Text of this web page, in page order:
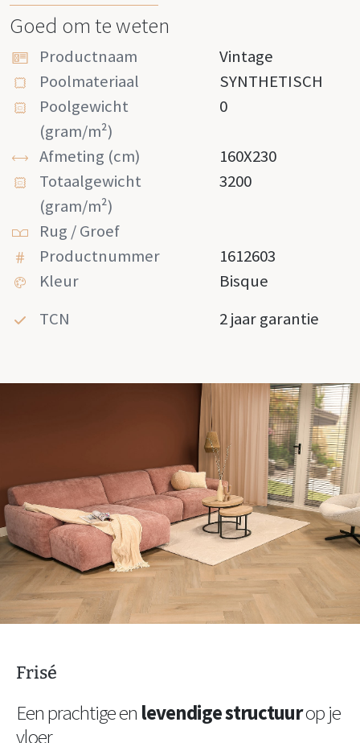
Goed om te weten
Productnaam
Vintage
Poolmateriaal
SYNTHETISCH
Poolgewicht
(gram/m²)
0
Afmeting (cm)
160X230
Totaalgewicht
(gram/m²)
3200
Rug / Groef
Productnummer
1612603
Kleur
Bisque
TCN
2 jaar garantie
Frisé
Een prachtige en levendige structuurop je
vloer